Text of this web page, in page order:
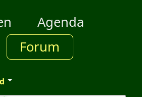
Agenda
Forum